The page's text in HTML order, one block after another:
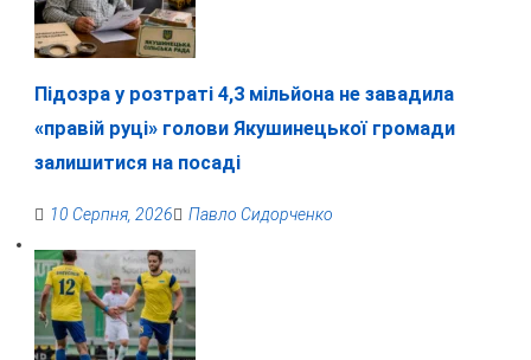
Підозра у розтраті 4,3 мільйона не завадила
«правій руці» голови Якушинецької громади
залишитися на посаді
10 Серпня, 2026 Павло Сидорченко